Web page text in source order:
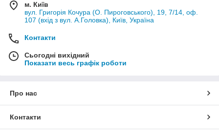
м. Київ
вул. Григорія Кочура (О. Пироговського), 19, 7/14, оф.
107 (вхід з вул. А.Головка), Київ, Україна
Контакти
Сьогодні вихідний
Показати весь графік роботи
Про нас
Контакти